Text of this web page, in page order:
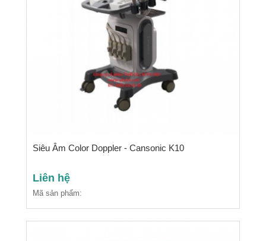
Siêu Âm Color Doppler - Cansonic K10
Liên hệ
Mã sản phẩm: